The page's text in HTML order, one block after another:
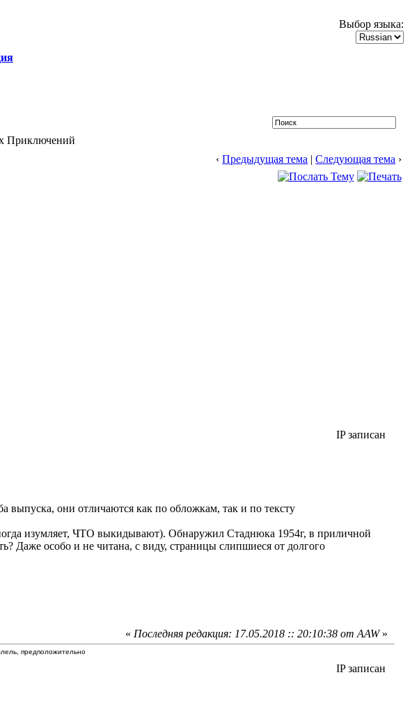
Выбор языка:
Приключений
‹Предыдущая тема |Следующая тема ›
IP записан
выпуска, они отличаются как по обложкам, так и по тексту
изумляет, ЧТО выкидывают). Обнаружил Стаднюка 1954г, в приличной
Даже особо и не читана, с виду, страницы слипшиеся от долгого
« Последняя редакция: 17.05.2018 :: 20:10:38 от AAW»
предположительно
IP записан